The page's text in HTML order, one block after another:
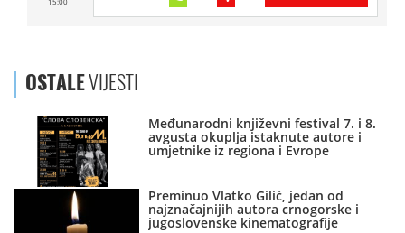
OSTALEVIJESTI
Međunarodni književni festival 7. i 8.
avgusta okuplja istaknute autore i
umjetnike iz regiona i Evrope
Preminuo Vlatko Gilić, jedan od
najznačajnijih autora crnogorske i
jugoslovenske kinematografije